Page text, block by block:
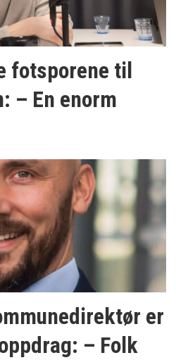
fotsporene til
– En enorm
er
– Folk